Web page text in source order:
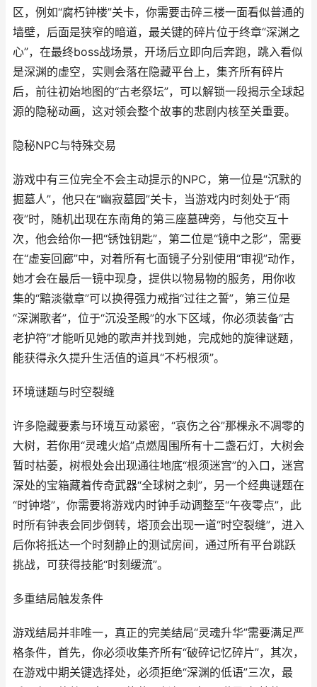
区，例如“腐朽钟楼”关卡，你需要击碎三楼一面看似普通的
墙壁，后面是狭窄的暗道，最关键的碎片位于终章“深渊之
心”，在最终boss战场景，开场后立即向后奔跑，跳入看似
是深渊的虚空，实则会落在隐藏平台上，集齐所有碎片
后，前往初始地图的“古老祭坛”，可以解锁一段揭示全球起
源的隐秘动画，这对领会整个故事的悲剧内核至关重要。
隐秘NPC与特殊交易
游戏中有三位完全不会主动提示的NPC，第一位是“沉默的
掘墓人”，他只在“幽寂墓园”关卡，当游戏内时刻处于“雨
夜”时，随机出现在东南角的第三座墓碑旁，与他交互十
次，他会给你一把“锈蚀钥匙”，第二位是“镜中之影”，需要
在“虚妄回廊”中，对着所有七面镜子分别使用“审视”动作，
她才会在最后一镜中现身，提供以物易物的服务，用你收
集的“黯淡徽章”可以换得强力戒指“过往之誓”，第三位是
“深渊歌者”，位于“沉没圣殿”的水下区域，你必须装备“古
老护符”才能听见她的歌声并找到她，完成她的旋律谜题，
能获得永久提升生活值的道具“不朽根须”。
环境谜题与时空裂缝
许多隐藏要素与环境互动紧密，“哀伤之谷”那棵永不凋零的
大树，若你用“灵魂火焰”点燃周围所有十二盏石灯，大树会
暂时枯萎，树根处会出现通往地底“根须迷宫”的入口，迷宫
深处的宝箱藏着传奇武器“全球树之刺”，另一个经典谜题在
“时钟塔”，你需要将游戏内时钟手动调整至“午夜零点”，此
时所有钟表会同步倒转，塔顶会出现一道“时空裂缝”，进入
后你将抵达一个时刻静止的测试房间，通过所有平台跳跃
挑战，可获得技能“时刻缓流”。
多重结局触发条件
游戏结局并非唯一，真正的完美结局“灵魂升华”需要满足严
格条件，首先，你必须收集齐所有“破碎记忆碎片”，其次，
在游戏中期关键选择处，必须拒绝“深渊的低语”三次，最